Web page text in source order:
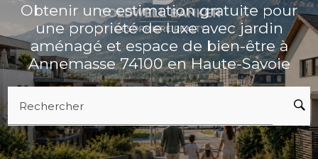
Obtenir une estimation gratuite pour
une propriété de luxe avec jardin
aménagé et espace de bien-être à
Annemasse 74100 en Haute-Savoie
Rechercher